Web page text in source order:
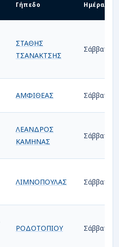
Γήπεδο Ημέρα
ΣΤΑΘΗΣ
ΤΣΑΝΑΚΤΣΗΣ
Σάββατο
ΑΜΦΙΘΕΑΣ Σάββατο
ΛΕΑΝΔΡΟΣ
ΚΑΜΗΝΑΣ
Σάββατο
ΛΙΜΝΟΠΟΥΛΑΣ Σάββατο
ΡΟΔΟΤΟΠΙΟΥ Σάββατο